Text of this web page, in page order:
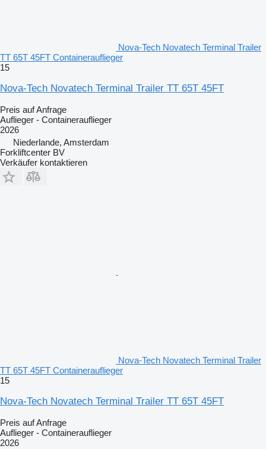
Nova-Tech Novatech Terminal Trailer
TT 65T 45FT Containerauflieger
15
Nova-Tech Novatech Terminal Trailer TT 65T 45FT
Preis auf Anfrage
Auflieger - Containerauflieger
2026
Niederlande, Amsterdam
Forkliftcenter BV
Verkäufer kontaktieren
Nova-Tech Novatech Terminal Trailer
TT 65T 45FT Containerauflieger
15
Nova-Tech Novatech Terminal Trailer TT 65T 45FT
Preis auf Anfrage
Auflieger - Containerauflieger
2026